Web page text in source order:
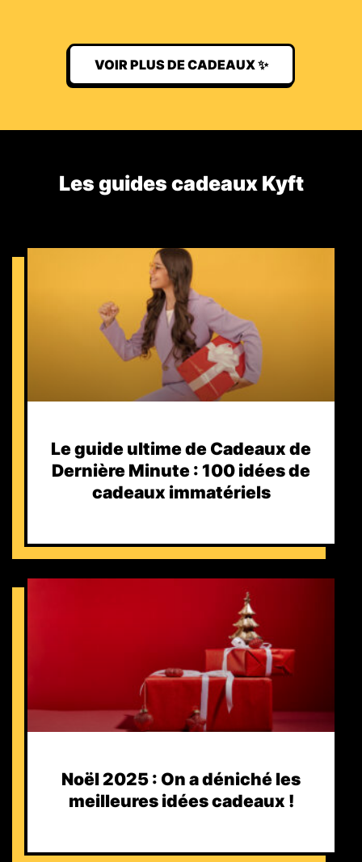
VOIR PLUS DE CADEAUX ✨
Les guides cadeaux Kyft​
Le guide ultime de Cadeaux de
Dernière Minute : 100 idées de
cadeaux immatériels
Noël 2025 : On a déniché les
meilleures idées cadeaux !